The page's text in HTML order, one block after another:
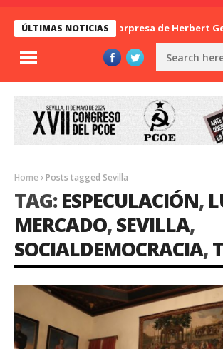
ÚLTIMAS NOTICIASLa sorpresa de Herbert
Home Posts tagged Sevilla
TAG:ESPECULACIÓN,
MERCADO,SEVILLA,
SOCIALDEMOCRACIA,